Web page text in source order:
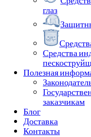
глаз
Средства
Полезная
заказчикам
Блог
Доставка
Контакты